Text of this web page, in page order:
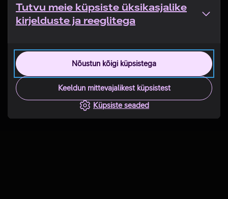
Tutvu meie küpsiste üksikasjalike
kirjelduste ja reeglitega
Nõustun kõigi küpsistega
Keeldun mittevajalikest küpsistest
Küpsiste seaded